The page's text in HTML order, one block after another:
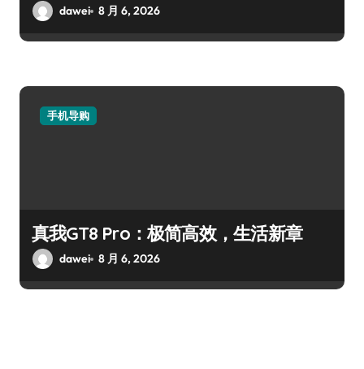
dawei 8 月 6, 2026
手机导购
真我GT8 Pro：极简高效，生活新章
dawei 8 月 6, 2026